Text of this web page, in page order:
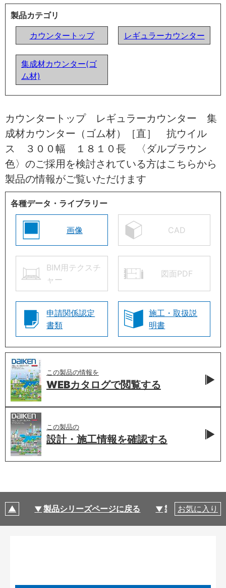
製品カテゴリ
カウンタートップ
レギュラーカウンター
集成材カウンター(ゴ
ム材)
カウンタートップ レギュラーカウンター 集
成材カウンター（ゴム材）［直］ 抗ウイル
ス ３００幅 １８１０長 〈ダルブラウン
色〉のご採用を検討されている方はこちらから
製品の情報がご覧いただけます
各種データ・ライブラリー
画像 CAD
BIM用テクスチ
ャー
図面PDF
申請関係認定
書類
施工・取扱説
明書
この製品の情報を
WEBカタログで閲覧する
この製品の
設計・施工情報を確認する
製品シリーズページに戻る 製品仕様
お気に入り